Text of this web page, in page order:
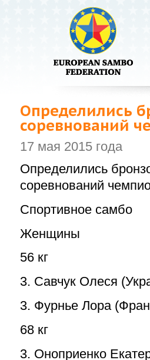
Определились
соревнований
17 мая 2015 года
Определились
соревнований
Спортивное самбо
Женщины
56 кг
3. Савчук Олеся
3. Фурнье Лора
68 кг
3. Оноприенко